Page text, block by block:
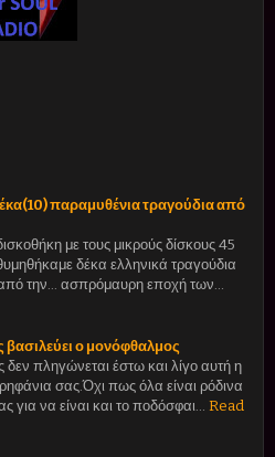
παραμυθένια τραγούδια από
με τους μικρούς δίσκους 45
δέκα ελληνικά τραγούδια
την... ασπρόμαυρη εποχή των…
βασιλεύει ο μονόφθαλμος
πληγώνεται έστω και λίγο αυτή η
σας.Όχι πως όλα είναι ρόδινα
για να είναι και το ποδόσφαι…
Read